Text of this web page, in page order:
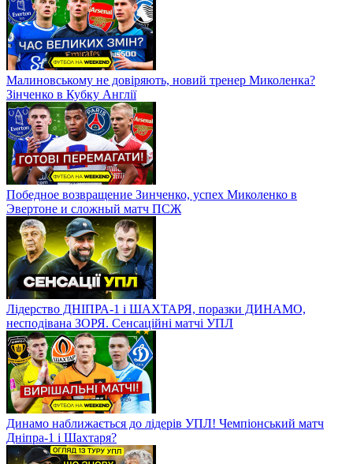
Малиновському не довіряють, новий тренер Миколенка?
Зінченко в Кубку Англії
Победное возвращение Зинченко, успех Миколенко в
Эвертоне и сложный матч ПСЖ
Лідерство ДНІПРА-1 і ШАХТАРЯ, поразки ДИНАМО,
несподівана ЗОРЯ. Сенсаційні матчі УПЛ
Динамо наближається до лідерів УПЛ! Чемпіонський матч
Дніпра-1 і Шахтаря?